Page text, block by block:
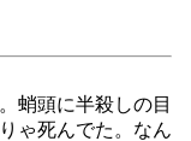
蛸頭に半殺しの目
ゃ死んでた。なん